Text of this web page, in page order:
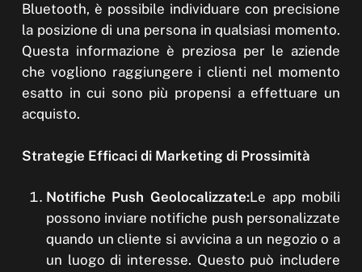
Bluetooth, è possibile individuare con precisione
la posizione di una persona in qualsiasi momento.
Questa informazione è preziosa per le aziende
che vogliono raggiungere i clienti nel momento
esatto in cui sono più propensi a effettuare un
acquisto.
Strategie Efficaci di Marketing di Prossimità
Notifiche Push Geolocalizzate:Le app mobili
possono inviare notifiche push personalizzate
quando un cliente si avvicina a un negozio o a
un luogo di interesse. Questo può includere